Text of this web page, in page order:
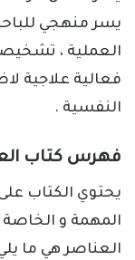
يسر منهجي
العملية ،
فعالية علاجية
النفسية .
فهرس كتاب
يحتوي الكتاب
المهمة و
العناصر هي ما